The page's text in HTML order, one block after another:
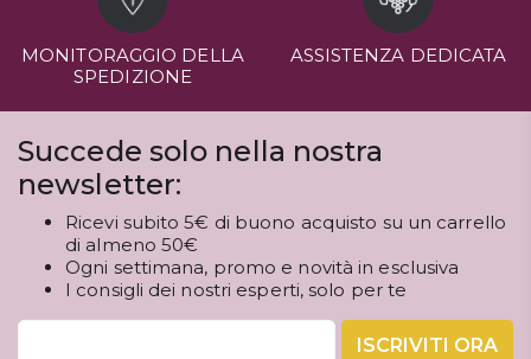
MONITORAGGIO DELLA
SPEDIZIONE
ASSISTENZA DEDICATA
Succede solo nella nostra
newsletter:
Ricevi subito 5€ di buono acquisto su un carrello
di almeno 50€
Ogni settimana, promo e novità in esclusiva
I consigli dei nostri esperti, solo per te
ISCRIVITI ORA